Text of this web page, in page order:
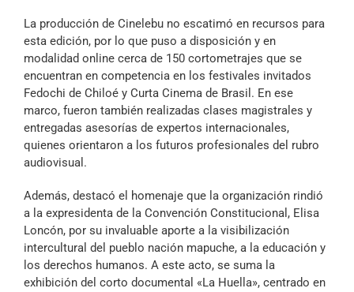
La producción de Cinelebu no escatimó en recursos para
esta edición, por lo que puso a disposición y en
modalidad online cerca de 150 cortometrajes que se
encuentran en competencia en los festivales invitados
Fedochi de Chiloé y Curta Cinema de Brasil. En ese
marco, fueron también realizadas clases magistrales y
entregadas asesorías de expertos internacionales,
quienes orientaron a los futuros profesionales del rubro
audiovisual.
Además, destacó el homenaje que la organización rindió
a la expresidenta de la Convención Constitucional, Elisa
Loncón, por su invaluable aporte a la visibilización
intercultural del pueblo nación mapuche, a la educación y
los derechos humanos. A este acto, se suma la
exhibición del corto documental «La Huella», centrado en